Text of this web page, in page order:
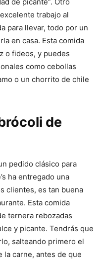
trabajo al
para llevar, todo por un
en casa. Esta comida
o fideos, y puedes
como cebollas
o un chorrito de chile
de
pedido clásico para
ha entregado una
clientes, es tan buena
Esta comida
ternera rebozadas
y picante. Tendrás que
salteando primero el
la carne, antes de que